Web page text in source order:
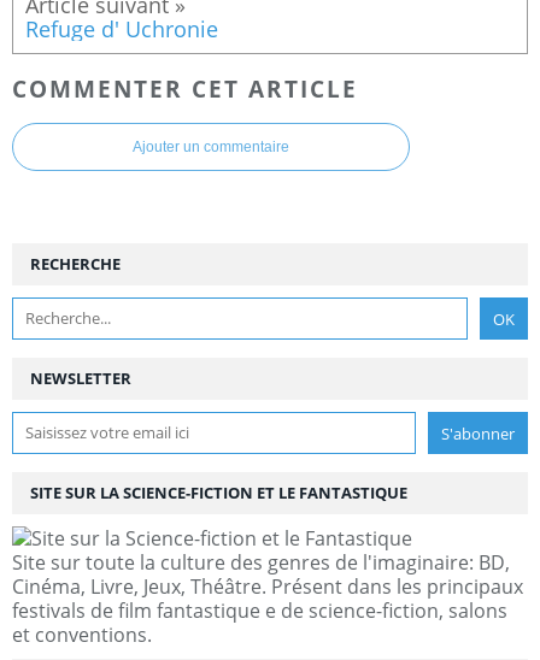
Refuge d' Uchronie
COMMENTER CET ARTICLE
Ajouter un commentaire
NEWSLETTER
RECHERCHE
SITE SUR LA SCIENCE-FICTION ET LE FANTASTIQUE
Site sur toute la culture des genres de l'imaginaire: BD,
Cinéma, Livre, Jeux, Théâtre. Présent dans les principaux
festivals de film fantastique e de science-fiction, salons
et conventions.